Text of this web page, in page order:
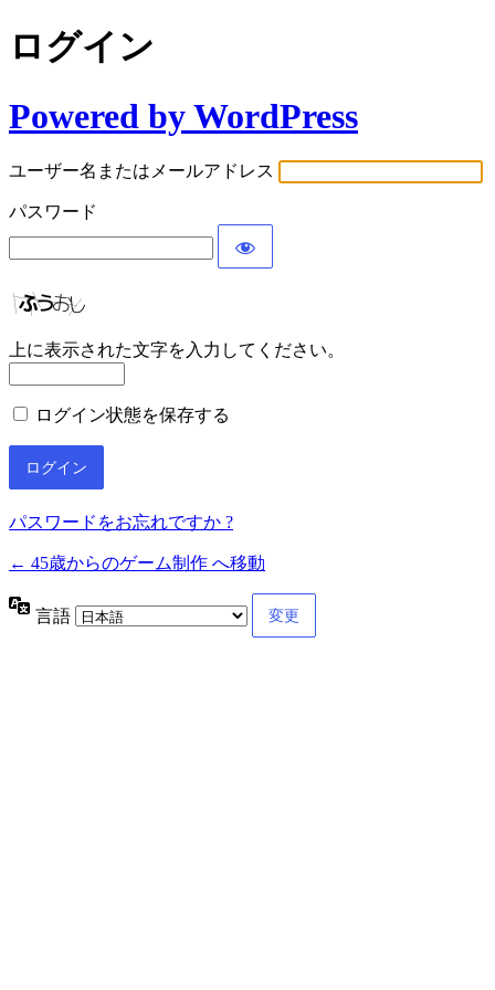
ログイン
Powered by WordPress
ユーザー名またはメールアドレス
パスワード
上に表示された文字を入力してください。
ログイン状態を保存する
パスワードをお忘れですか ?
← 45歳からのゲーム制作 へ移動
言語